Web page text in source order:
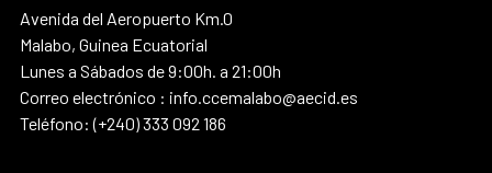
Avenida del Aeropuerto Km.0
Malabo, Guinea Ecuatorial
Lunes a Sábados de 9:00h. a 21:00h
Correo electrónico : info.ccemalabo@aecid.es
Teléfono: (+240) 333 092 186